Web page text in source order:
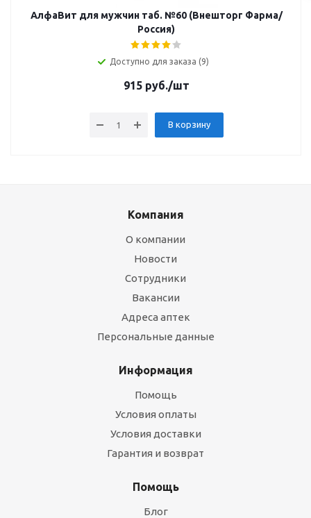
АлфаВит для мужчин таб. №60 (Внешторг Фарма/
Россия)
Доступно для заказа (9)
915руб./шт
В корзину
Компания
О компании
Новости
Сотрудники
Вакансии
Адреса аптек
Персональные данные
Информация
Помощь
Условия оплаты
Условия доставки
Гарантия и возврат
Помощь
Блог